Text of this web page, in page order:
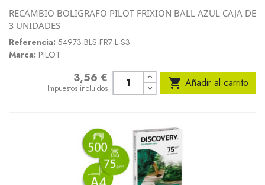
RECAMBIO BOLIGRAFO PILOT FRIXION BALL AZUL CAJA DE
3 UNIDADES
Referencia: 54973-BLS-FR7-L-S3
Marca: PILOT
3,56 €
Impuestos incluidos  Añadir al carrito